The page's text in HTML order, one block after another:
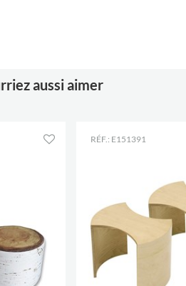
liège
aussi aimer
RÉF.: E151391